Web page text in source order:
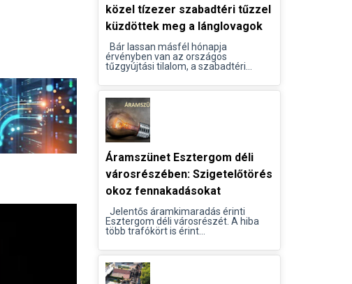
közel tízezer szabadtéri tűzzel
küzdöttek meg a lánglovagok
Bár lassan másfél hónapja
érvényben van az országos
tűzgyújtási tilalom, a szabadtéri...
Áramszünet Esztergom déli
városrészében: Szigetelőtörés
okoz fennakadásokat
Jelentős áramkimaradás érinti
Esztergom déli városrészét. A hiba
több trafókört is érint...